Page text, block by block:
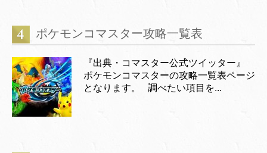
ポケモンコマスター攻略一覧表
『出典・コマスター公式ツイッター』
ポケモンコマスターの攻略一覧表ページ
となります。 調べたい項目を...